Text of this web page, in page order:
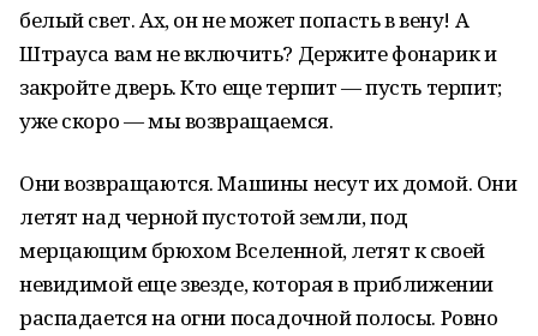
белый свет. Ах, он не может попасть в вену! А
Штрауса вам не включить? Держите фонарик и
закройте дверь. Кто еще терпит — пусть терпит;
уже скоро — мы возвращаемся.
Они возвращаются. Машины несут их домой. Они
летят над черной пустотой земли, под
мерцающим брюхом Вселенной, летят к своей
невидимой еще звезде, которая в приближении
распадается на огни посадочной полосы. Ровно